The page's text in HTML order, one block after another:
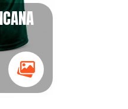
Ícone Galeria